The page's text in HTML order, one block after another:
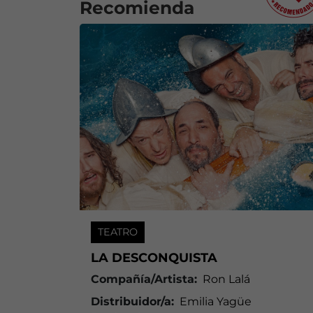
Recomienda
TEATRO
LA DESCONQUISTA
Compañía/Artista: Ron Lalá
Distribuidor/a: Emilia Yagüe